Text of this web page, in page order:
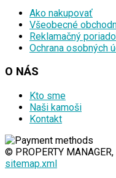
Ako nakupovať
Všeobecné
Reklamačný
Ochrana osobných
O NÁS
Kto sme
Naši kamoši
Kontakt
© PROPERTY
sitemap.xml